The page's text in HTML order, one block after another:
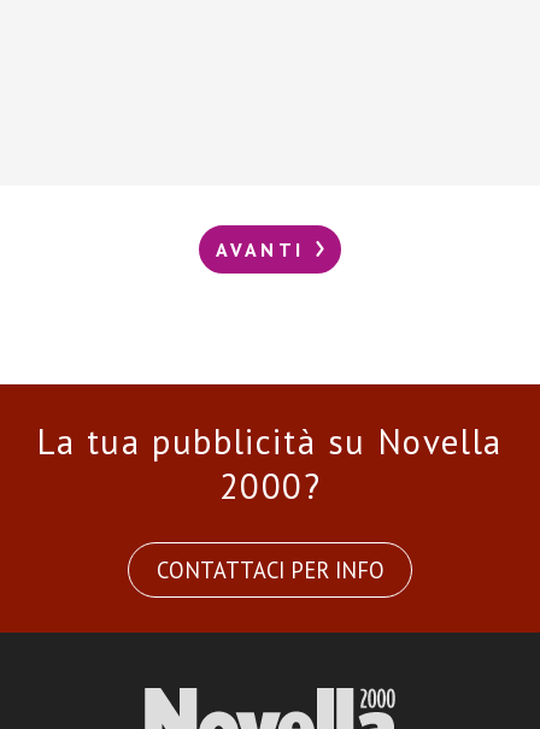
AVANTI
La tua pubblicità su Novella
2000?
CONTATTACI PER INFO